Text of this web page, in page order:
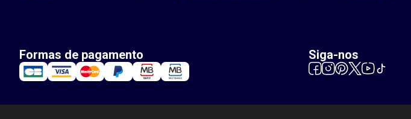
Formas de pagamento Siga-nos